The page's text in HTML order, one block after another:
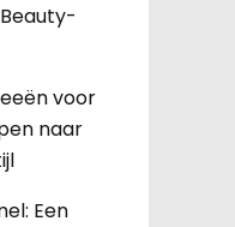
voor
naar
Een